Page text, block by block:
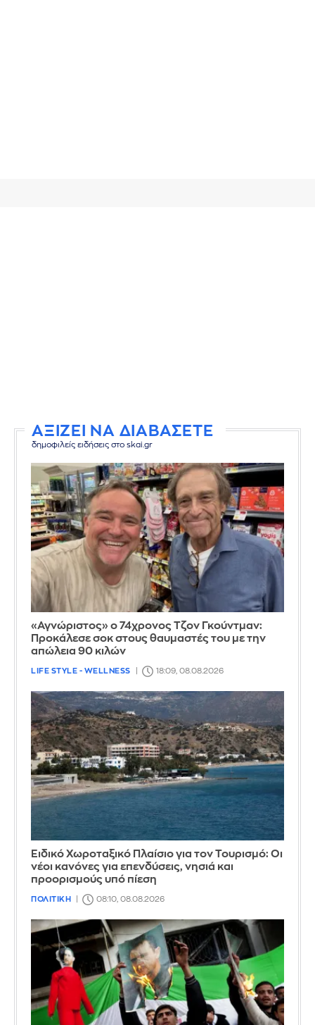
ΑΞΙΖΕΙ ΝΑ ΔΙΑΒΑΣΕΤΕ
δημοφιλείς ειδήσεις στο skai.gr
«Αγνώριστος» ο 74χρονος Τζον Γκούντμαν:
Προκάλεσε σοκ στους θαυμαστές του με την
απώλεια 90 κιλών
LIFE STYLE - WELLNESS 18:09, 08.08.2026
Ειδικό Χωροταξικό Πλαίσιο για τον Τουρισμό: Οι
νέοι κανόνες για επενδύσεις, νησιά και
προορισμούς υπό πίεση
ΠΟΛΙΤΙΚΗ 08:10, 08.08.2026